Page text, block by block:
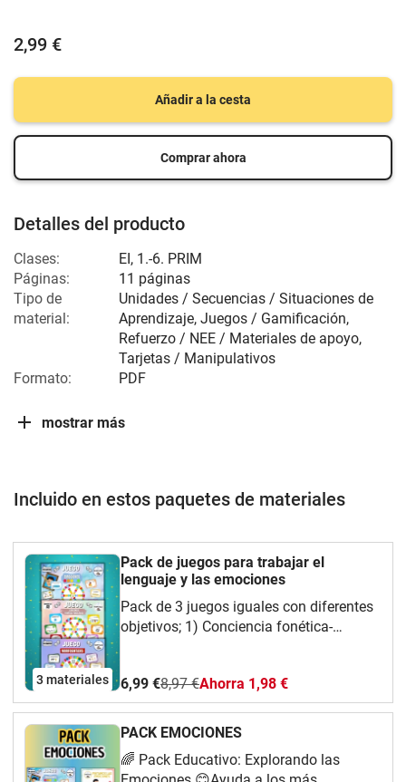
2,99 €
Añadir a la cesta
Comprar ahora
Detalles del producto
Clases: EI, 1.-6. PRIM
Páginas:
11 páginas
Tipo de
material:
Unidades / Secuencias / Situaciones de
Aprendizaje, Juegos / Gamificación,
Refuerzo / NEE / Materiales de apoyo,
Tarjetas / Manipulativos
Formato:
PDF
mostrar más
Incluido en estos paquetes de materiales
3 materiales
Pack de juegos para trabajar el
lenguaje y las emociones
Pack de 3 juegos iguales con diferentes
objetivos; 1) Conciencia fonética-
a través de 6 pruebas diferentes, de
manera que que se trabaja de una
manera dinámica y divertida.
6,99 €8,97 €Ahorra 1,98 €
PACK EMOCIONES
🌈 Pack Educativo: Explorando las